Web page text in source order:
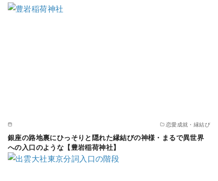
恋愛成就・縁結び
銀座の路地裏にひっそりと隠れた縁結びの神様・まるで異世界
への入口のような【豊岩稲荷神社】